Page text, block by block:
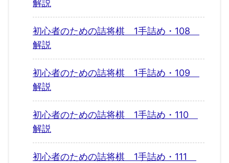
解説
初心者のための詰将棋 1手詰め・108
解説
初心者のための詰将棋 1手詰め・109
解説
初心者のための詰将棋 1手詰め・110
解説
初心者のための詰将棋 1手詰め・111